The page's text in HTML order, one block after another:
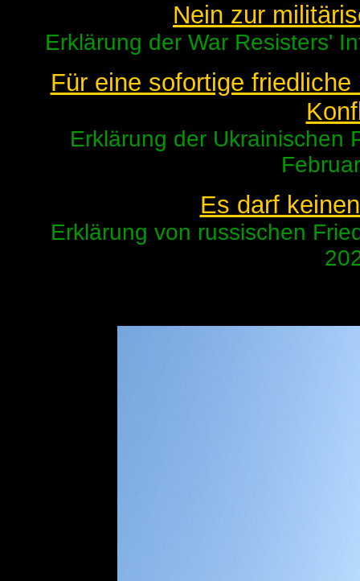
Nein zur
Erklärung der War Resisters'
Für eine sofortige
Erklärung der Ukrainischen
Es darf
Erklärung von russischen